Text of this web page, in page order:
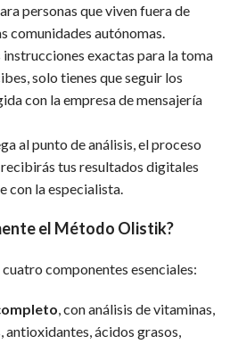
personas que viven fuera de
comunidades autónomas.
instrucciones exactas para la toma
solo tienes que seguir los
con la empresa de mensajería
al punto de análisis, el proceso
tus resultados digitales
con la especialista.
el Método Olistik?
componentes esenciales:
, con análisis de vitaminas,
antioxidantes, ácidos grasos,